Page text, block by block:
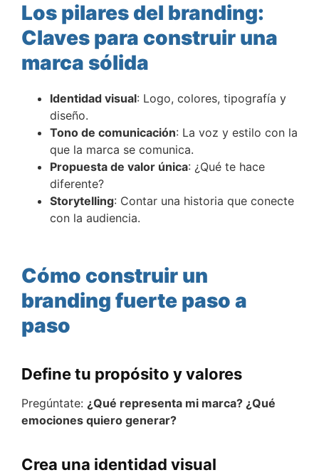
Los pilares del branding:
Claves para construir una
marca sólida
Identidad visual: Logo, colores, tipografía y
diseño.
Tono de comunicación: La voz y estilo con la
que la marca se comunica.
Propuesta de valor única: ¿Qué te hace
diferente?
Storytelling: Contar una historia que conecte
con la audiencia.
Cómo construir un
branding fuerte paso a
paso
Define tu propósito y valores
Pregúntate: ¿Qué representa mi marca? ¿Qué
emociones quiero generar?
Crea una identidad visual